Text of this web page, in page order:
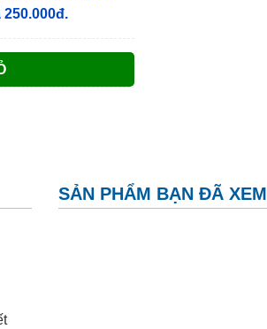
SẢN PHẨM BẠN ĐÃ XEM